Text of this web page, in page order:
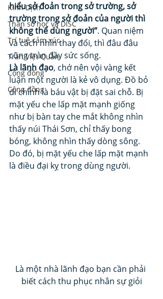
Kinh Dịch
Thần số học và DISC
Trí tuệ cảm xúc
Trần Việt Quân
Cộng đồng
Cộng đồng
hiểu sở đoản trong sở trường, sở
trường trong sở đoản của người thì
không thể dùng người”. Quan niệm
và cách nhìn thay đổi, thì đâu đâu
cũng tràn đầy sức sống.
Là lãnh đạo, chớ nên vội vàng kết
luận một người là kẻ vô dụng. Đồ bỏ
đi chính là báu vật bị đặt sai chỗ. Bị
mặt yếu che lấp mặt mạnh giống
như bị bàn tay che mắt không nhìn
thấy núi Thái Sơn, chỉ thấy bong
bóng, không nhìn thấy dòng sông.
Do đó, bị mặt yếu che lấp mặt mạnh
là điều đại kỵ trong dùng người.
Là một nhà lãnh đạo bạn cần phải
biết cách thu phục nhân sự giỏi